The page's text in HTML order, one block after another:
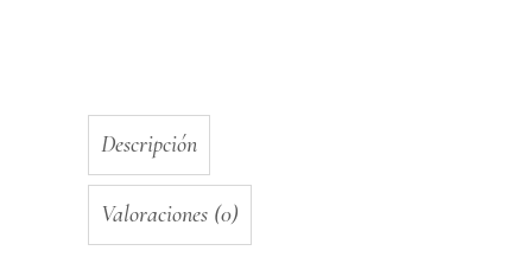
Descripción
Valoraciones (0)